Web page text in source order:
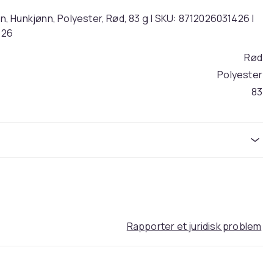
Hunkjønn, Polyester, Rød, 83 g | SKU: 8712026031426 |
Rød
Polyester
83
Rapporter et juridisk problem